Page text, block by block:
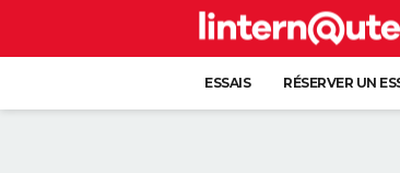
ESSAIS RÉSERVER UN